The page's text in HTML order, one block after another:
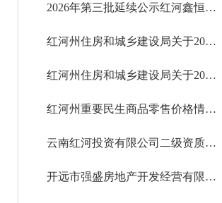
2026年第三批延续公示红河鑫恒科技有限公司
红河州住房和城乡建设局关于2026年延续第二批勘察设计企业资质延续的通告
红河州住房和城乡建设局关于2026年第二批工程勘察设计企业资质延续、增项审查意见公示
红河州重要民生商品零售价格情况（2026年4月29日）
云南红河投资有限公司二级资质证书
开远市强盛房地产开发经营有限公司二级资质证书